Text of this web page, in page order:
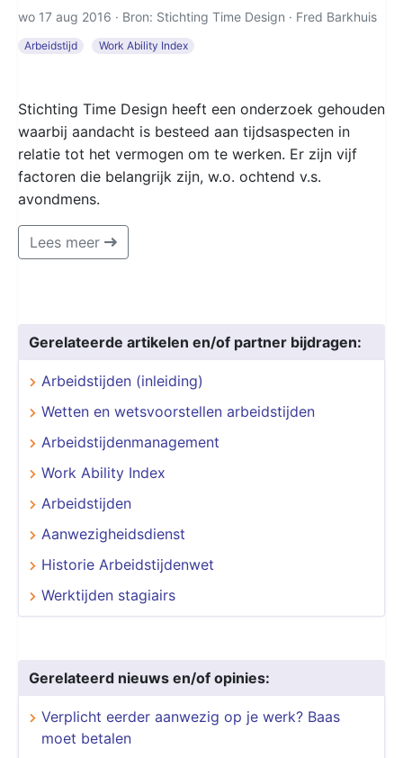
wo 17 aug 2016 · Bron: Stichting Time Design · Fred Barkhuis
Arbeidstijd Work Ability Index
Stichting Time Design heeft een onderzoek gehouden
waarbij aandacht is besteed aan tijdsaspecten in
relatie tot het vermogen om te werken. Er zijn vijf
factoren die belangrijk zijn, w.o. ochtend v.s.
avondmens.
Lees meer
Gerelateerde artikelen en/of partner bijdragen:
Arbeidstijden (inleiding)
Wetten en wetsvoorstellen arbeidstijden
Arbeidstijdenmanagement
Work Ability Index
Arbeidstijden
Aanwezigheidsdienst
Historie Arbeidstijdenwet
Werktijden stagiairs
Gerelateerd nieuws en/of opinies:
Verplicht eerder aanwezig op je werk? Baas
moet betalen